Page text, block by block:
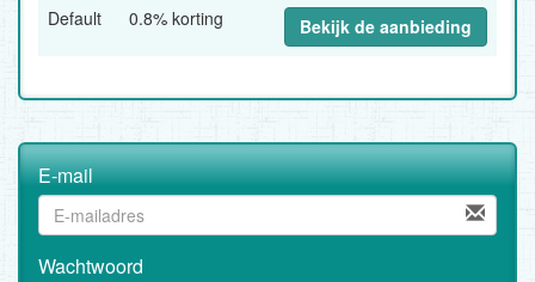
Default 0.8% korting Bekijk de aanbieding
E-mail
Wachtwoord